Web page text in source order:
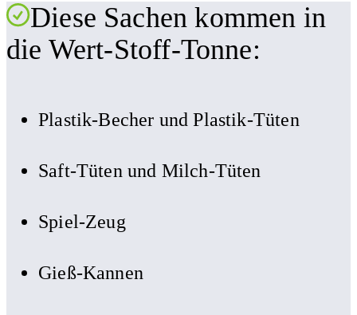
Diese Sachen kommen in
die Wert-Stoff-Tonne:
Plastik-Becher und Plastik-Tüten
Saft-Tüten und Milch-Tüten
Spiel-Zeug
Gieß-Kannen